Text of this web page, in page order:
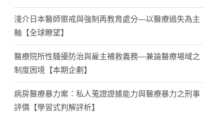
淺介日本醫師懲戒與強制再教育處分—以醫療過失為主
軸【全球瞭望】
醫療院所性騷擾防治與雇主補救義務—兼論醫療場域之
制度困境【本期企劃】
病房醫療暴力案：私人蒐證證據能力與醫療暴力之刑事
評價【學習式判解評析】